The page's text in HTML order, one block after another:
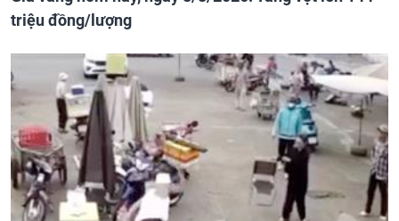
triệu đồng/lượng